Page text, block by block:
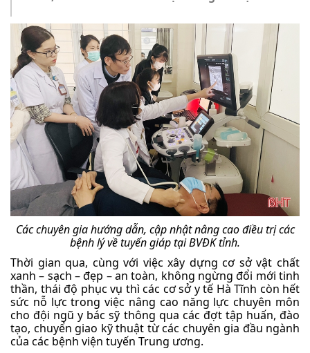
Các chuyên gia hướng dẫn, cập nhật nâng cao điều trị các
bệnh lý về tuyến giáp tại BVĐK tỉnh.
Thời gian qua, cùng với việc xây dựng cơ sở vật chất
xanh – sạch – đẹp – an toàn, không ngừng đổi mới tinh
thần, thái độ phục vụ thì các cơ sở y tế Hà Tĩnh còn hết
sức nỗ lực trong việc nâng cao năng lực chuyên môn
cho đội ngũ y bác sỹ thông qua các đợt tập huấn, đào
tạo, chuyển giao kỹ thuật từ các chuyên gia đầu ngành
của các bệnh viện tuyến Trung ương.